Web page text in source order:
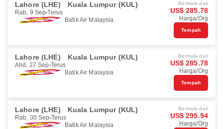
Lahore (LHE) Kuala Lumpur (KUL)
Rab, 9 Sep Terus
Batik Air Malaysia
Bermula dari
US$ 285.78
Harga/Org
Tempah
Lahore (LHE) Kuala Lumpur (KUL)
Ahd, 27 Sep Terus
Batik Air Malaysia
Bermula dari
US$ 285.78
Harga/Org
Tempah
Lahore (LHE) Kuala Lumpur (KUL)
Rab, 30 Sep Terus
Batik Air Malaysia
Bermula dari
US$ 295.94
Harga/Org